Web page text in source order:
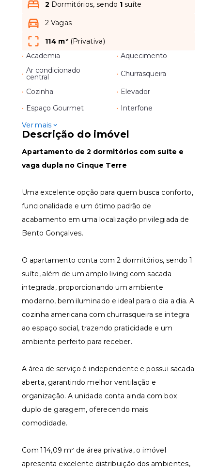
2 Dormitórios, sendo 1 suíte
2 Vagas
114 m² (Privativa)
• Academia • Aquecimento
• Ar condicionado
central • Churrasqueira
• Cozinha • Elevador
• Espaço Gourmet • Interfone
Ver mais
Descrição do imóvel
Apartamento de 2 dormitórios com suíte e
vaga dupla no Cinque Terre
Uma excelente opção para quem busca conforto,
funcionalidade e um ótimo padrão de
acabamento em uma localização privilegiada de
Bento Gonçalves.
O apartamento conta com 2 dormitórios, sendo 1
suíte, além de um amplo living com sacada
integrada, proporcionando um ambiente
moderno, bem iluminado e ideal para o dia a dia. A
cozinha americana com churrasqueira se integra
ao espaço social, trazendo praticidade e um
ambiente perfeito para receber.
A área de serviço é independente e possui sacada
aberta, garantindo melhor ventilação e
organização. A unidade conta ainda com box
duplo de garagem, oferecendo mais
comodidade.
Com 114,09 m² de área privativa, o imóvel
apresenta excelente distribuição dos ambientes,